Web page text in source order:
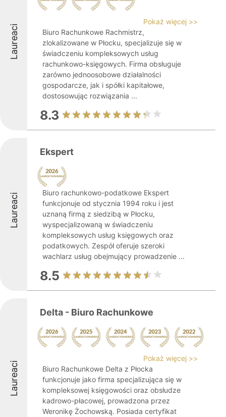
Laureaci
Pokaż więcej >>
Biuro Rachunkowe Rachmistrz,
zlokalizowane w Płocku, specjalizuje się w
świadczeniu kompleksowych usług
rachunkowo-księgowych. Firma obsługuje
zarówno jednoosobowe działalności
gospodarcze, jak i spółki kapitałowe,
dostosowując rozwiązania ...
8.3
Laureaci
Ekspert
Biuro rachunkowo-podatkowe Ekspert
funkcjonuje od stycznia 1994 roku i jest
uznaną firmą z siedzibą w Płocku,
wyspecjalizowaną w świadczeniu
kompleksowych usług księgowych oraz
podatkowych. Zespół oferuje szeroki
wachlarz usług obejmujący prowadzenie ...
8.5
Laureaci
Delta - Biuro Rachunkowe
Pokaż więcej >>
Biuro Rachunkowe Delta z Płocka
funkcjonuje jako firma specjalizująca się w
kompleksowej księgowości oraz obsłudze
kadrowo-płacowej, prowadzona przez
Weronikę Żochowską. Posiada certyfikat